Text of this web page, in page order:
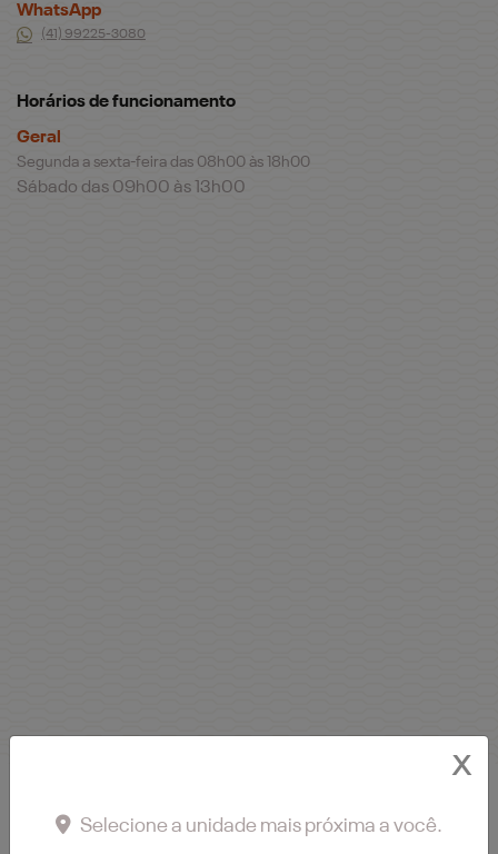
WhatsApp
(41) 99225-3080
Horários de funcionamento
Geral
Segunda a sexta-feira das 08h00 às 18h00
Sábado das 09h00 às 13h00
ENTRE EM CONTATO COM
X
Selecione a unidade mais próxima a você.